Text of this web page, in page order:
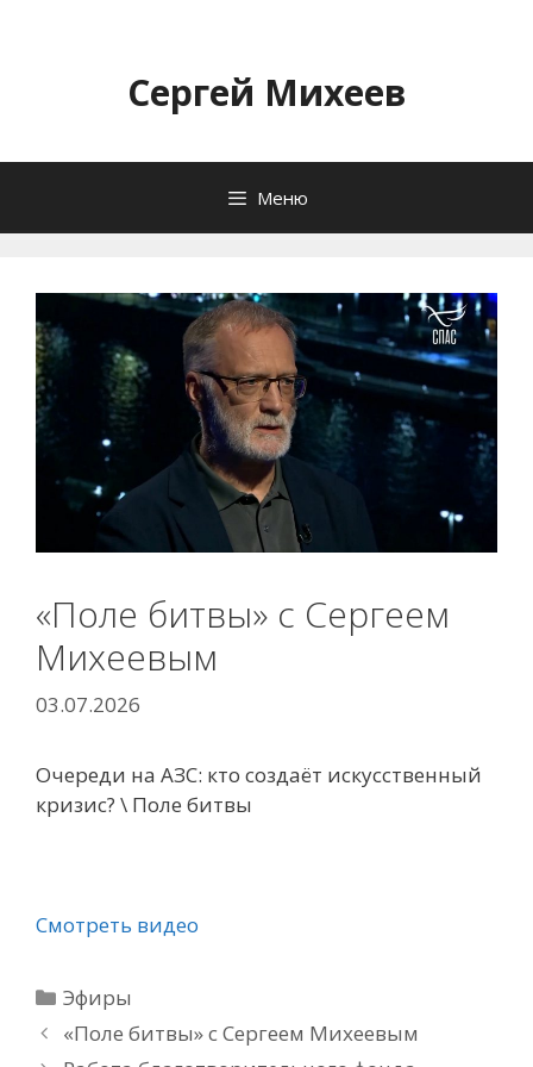
содержимомуСергей Михеев
Меню
«Поле битвы» с Сергеем
Михеевым
03.07.2026
Очереди на АЗС: кто создаёт искусственный
кризис? \ Поле битвы
Смотреть видео
Рубрики
Эфиры
«Поле битвы» с Сергеем Михеевым